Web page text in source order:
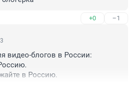
+0 –1
видео-блогов в России:
в Россию.